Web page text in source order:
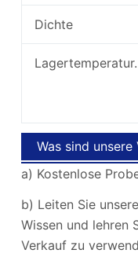
Dichte
Lagertemperatur.
Was sind
a) Kostenlose
b) Leiten Sie
Wissen und lehren
Verkauf zu